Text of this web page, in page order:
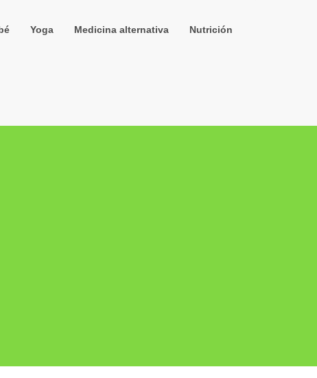
Yoga Medicina alternativa Nutrición